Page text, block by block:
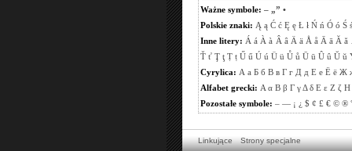
Ważne symbole: – „” •
Polskie znaki: Ą ą Ć ć Ę ę Ł ł Ń ń Ó ó Ś ś
Inne litery: Á á À à Â â Ä ä Å å Ā ā Ă ă
Ť ť Ţ ţ Ṭ ṭ Ű ű Ú ú Ü ü Ů ů Ū ū Û û Ŭ ŭ
Cyrylica: А а Б б В в Г г Д д Е е Ё ё Ж
Alfabet grecki: Α α Β β Γ γΔ δ Ε ε Ζ ζ Η
Pozostałe symbole: – — ¡ ¿ $ ¢ £ € © ®
Linkujące Strony specjalne